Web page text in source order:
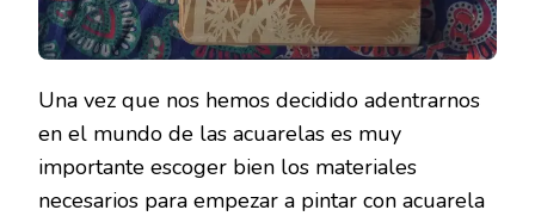
Una vez que nos hemos decidido adentrarnos
en el mundo de las acuarelas es muy
importante escoger bien los materiales
necesarios para empezar a pintar con acuarela